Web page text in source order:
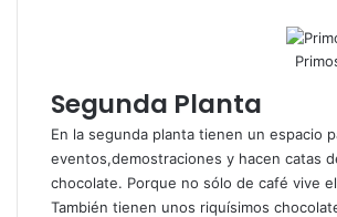
Segunda Planta
En la segunda planta tienen un espacio
eventos,demostraciones y hacen catas
chocolate. Porque no sólo de café vive
También tienen unos riquísimos